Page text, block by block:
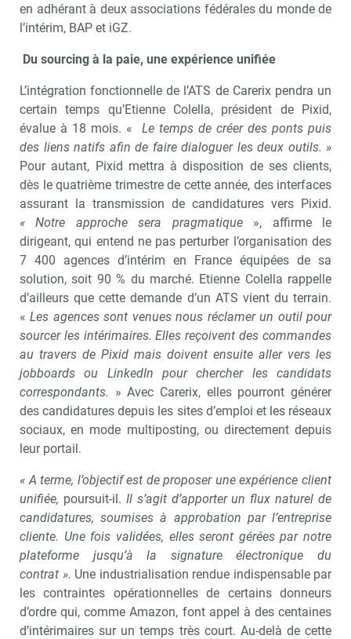
en adhérant à deux associations fédérales du monde de
l’intérim, BAP et iGZ.
Du sourcing à la paie, une expérience unifiée
L’intégration fonctionnelle de l’ATS de Carerix pendra un
certain temps qu’Etienne Colella, président de Pixid,
évalue à 18 mois. «
Le temps de créer des ponts puis
des liens natifs afin de faire dialoguer les deux outils. »
Pour autant, Pixid mettra à disposition de ses clients,
dès le quatrième trimestre de cette année, des interfaces
assurant la transmission de candidatures vers Pixid.
« Notre approche sera pragmatique», affirme le
dirigeant, qui entend ne pas perturber l’organisation des
7 400 agences d’intérim en France équipées de sa
solution, soit 90 % du marché. Etienne Colella rappelle
d’ailleurs que cette demande d’un ATS vient du terrain.
«Les agences sont venues nous réclamer un outil pour
sourcer les intérimaires. Elles reçoivent des commandes
au travers de Pixid mais doivent ensuite aller vers les
jobboards ou LinkedIn pour chercher les candidats
correspondants. » Avec Carerix, elles pourront générer
des candidatures depuis les sites d’emploi et les réseaux
sociaux, en mode multiposting, ou directement depuis
leur portail.
« A terme, l’objectif est de proposer une expérience client
unifiée, poursuit-il. Il s’agit d’apporter un flux naturel de
candidatures, soumises à approbation par l’entreprise
cliente. Une fois validées, elles seront gérées par notre
plateforme jusqu’à la signature électronique du
contrat ». Une industrialisation rendue indispensable par
les contraintes opérationnelles de certains donneurs
d’ordre qui, comme Amazon, font appel à des centaines
d’intérimaires sur un temps très court. Au-delà de cette